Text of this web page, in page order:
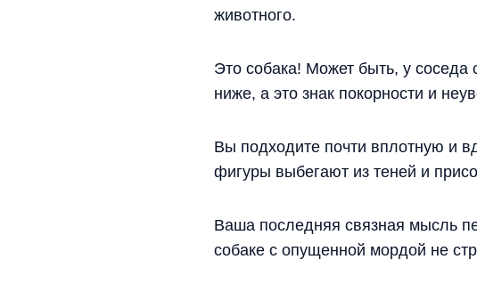
животного.
Это собака! Может быть, у соседа
ниже, а это знак покорности и
Вы подходите почти вплотную и
фигуры выбегают из теней и
Ваша последняя связная мысль
собаке с опущенной мордой не